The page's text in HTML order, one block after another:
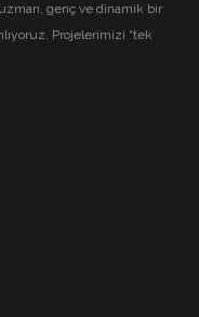
uzman, genç ve dinamik bir
Projelerimizi “tek